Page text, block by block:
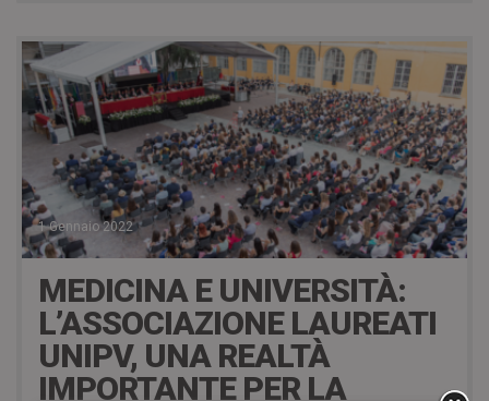
1 Gennaio 2022
MEDICINA E UNIVERSITÀ:
L’ASSOCIAZIONE LAUREATI
UNIPV, UNA REALTÀ
IMPORTANTE PER LA